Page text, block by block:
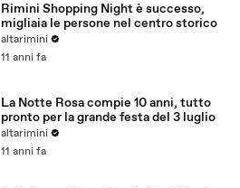
Rimini Shopping Night è successo,
migliaia le persone nel centro storico
altarimini
11 anni fa
La Notte Rosa compie 10 anni, tutto
pronto per la grande festa del 3 luglio
altarimini
11 anni fa